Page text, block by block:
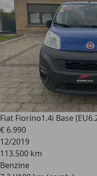
Fiat Fiorino1.4i Base
€ 6.990
12/2019
113.500 km
Benzine